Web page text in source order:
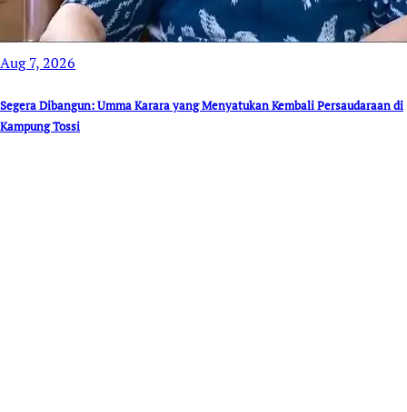
Aug 7, 2026
Segera Dibangun: Umma Karara yang Menyatukan Kembali Persaudaraan di
Kampung Tossi